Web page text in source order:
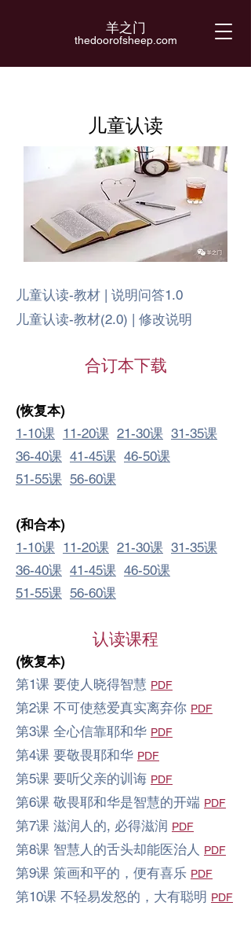
羊之门
​thedoorofsheep.com
​儿童认读
儿童认读-教材 | 说明问答1.0
儿童认读-教材(2.0) | 修改说明
合订本下载
(恢复本)
1-10课 11-20课 21-30课 31-35课
36-40课 41-45课 46-50课
51-55课 56-60课
(和合本)
1-10课 11-20课 21-30课 31-35课
36-40课 41-45课 46-50课
51-55课 56-60课
​认读课程
(恢复本)
第1课 要使人晓得智慧 ​PDF
第2课 不可使慈爱真实离弃你 PDF
第3课 全心信靠耶和华 PDF
第4课 要敬畏耶和华 PDF
第5课 要听父亲的训诲 PDF
第6课 敬畏耶和华是智慧的开端 PDF
第7课 滋润人的, 必得滋润 PDF
第8课 智慧人的舌头却能医治人 PDF
第9课 策画和平的，便有喜乐 PDF
第10课 不轻易发怒的，大有聪明 PDF